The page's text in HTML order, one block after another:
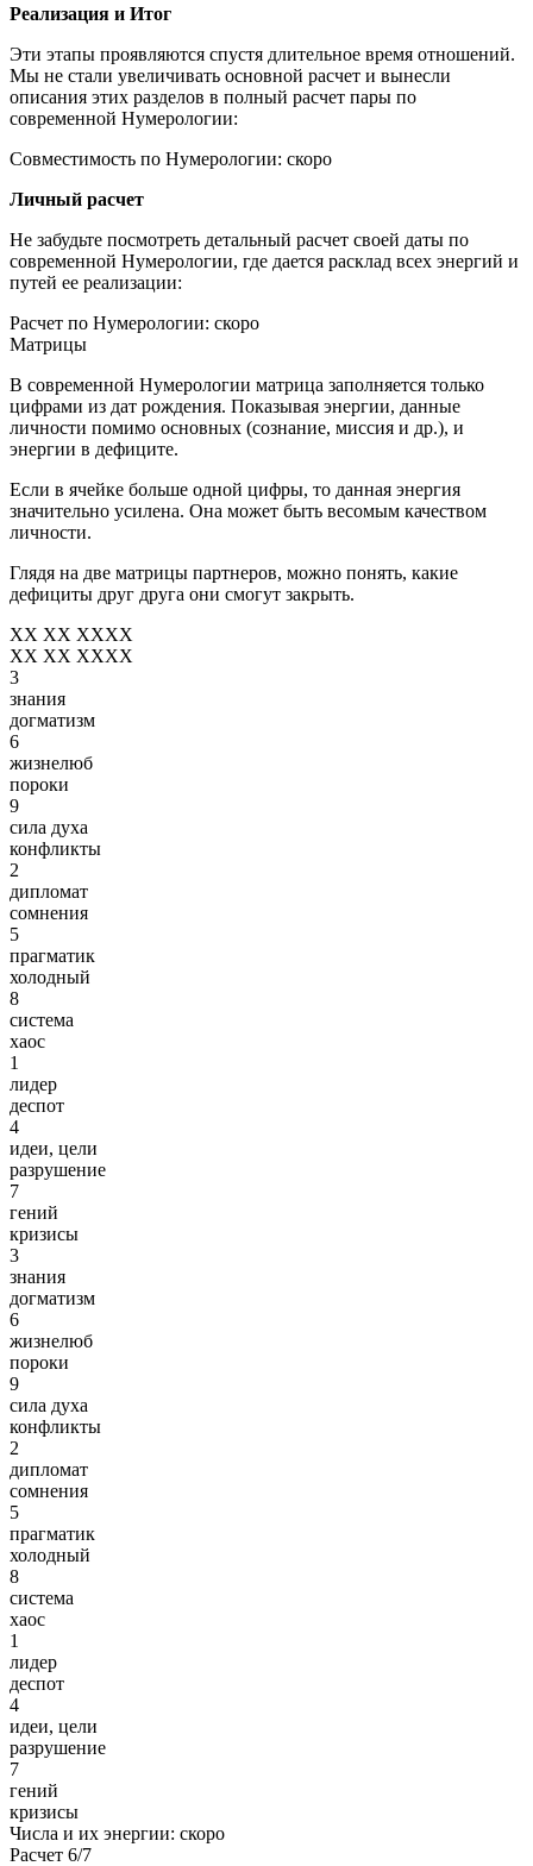
Реализация и Итог
Эти этапы проявляются спустя длительное время отношений.
Мы не стали увеличивать основной расчет и вынесли
описания этих разделов в полный расчет пары по
современной Нумерологии:
Совместимость по Нумерологии: скоро
Личный расчет
Не забудьте посмотреть детальный расчет своей даты по
современной Нумерологии, где дается расклад всех энергий и
путей ее реализации:
Расчет по Нумерологии: скоро
Матрицы
В современной Нумерологии матрица заполняется только
цифрами из дат рождения. Показывая энергии, данные
личности помимо основных (сознание, миссия и др.), и
энергии в дефиците.
Если в ячейке больше одной цифры, то данная энергия
значительно усилена. Она может быть весомым качеством
личности.
Глядя на две матрицы партнеров, можно понять, какие
дефициты друг друга они смогут закрыть.
XX XX XXXX
XX XX XXXX
3
знания
догматизм
6
жизнелюб
пороки
9
сила духа
конфликты
2
дипломат
сомнения
5
прагматик
холодный
8
система
хаос
1
лидер
деспот
4
идеи, цели
разрушение
7
гений
кризисы
3
знания
догматизм
6
жизнелюб
пороки
9
сила духа
конфликты
2
дипломат
сомнения
5
прагматик
холодный
8
система
хаос
1
лидер
деспот
4
идеи, цели
разрушение
7
гений
кризисы
Числа и их энергии: скоро
Расчет 6/7